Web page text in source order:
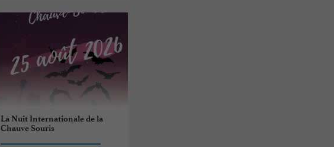
La Nuit Internationale de la
Chauve Souris